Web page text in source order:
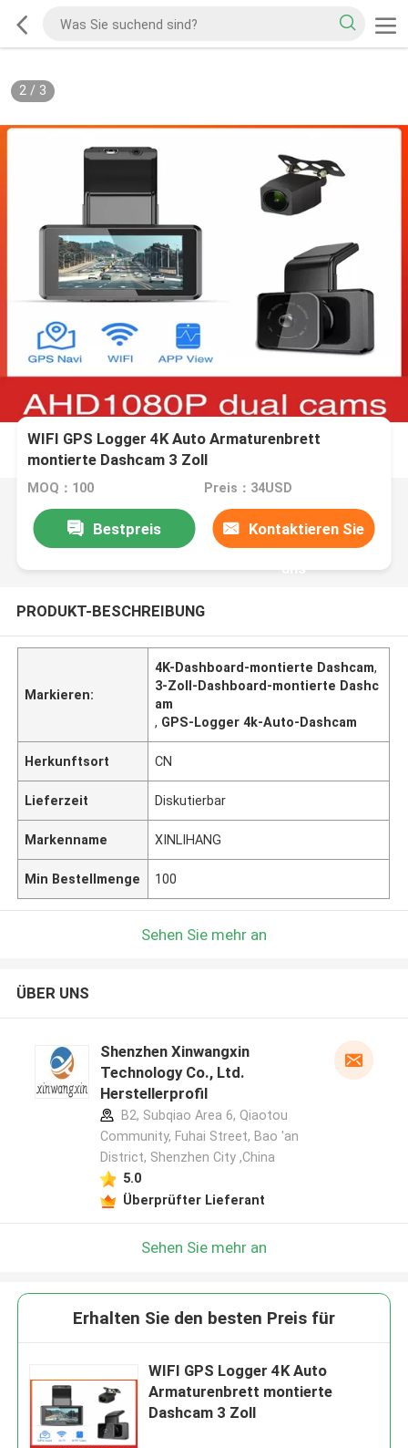
2/ 3
WIFI GPS Logger 4K Auto Armaturenbrett
montierte Dashcam 3 Zoll
MOQ：100 Preis：34USD
Bestpreis Kontaktieren Sie
uns
PRODUKT-BESCHREIBUNG
Markieren:
4K-Dashboard-montierte Dashcam,
3-Zoll-Dashboard-montierte Dashc
am
, GPS-Logger 4k-Auto-Dashcam
Herkunftsort CN
Lieferzeit Diskutierbar
Markenname XINLIHANG
Min Bestellmenge 100
Sehen Sie mehr an
ÜBER UNS
Shenzhen Xinwangxin
Technology Co., Ltd.
Herstellerprofil
B2, Subqiao Area 6, Qiaotou
Community, Fuhai Street, Bao 'an
District, Shenzhen City ,China
5.0
Überprüfter Lieferant
Sehen Sie mehr an
Erhalten Sie den besten Preis für
WIFI GPS Logger 4K Auto
Armaturenbrett montierte
Dashcam 3 Zoll